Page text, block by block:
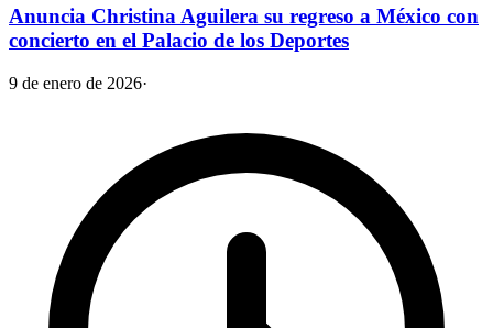
Anuncia Christina Aguilera su regreso a México con
concierto en el Palacio de los Deportes
9 de enero de 2026·